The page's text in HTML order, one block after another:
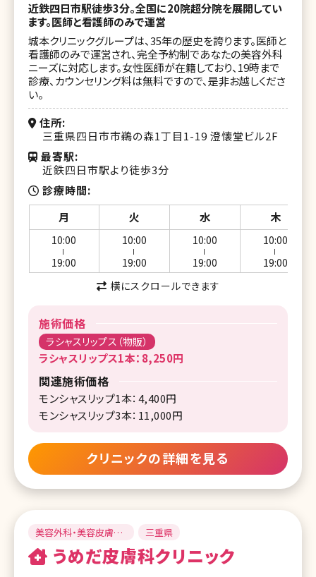
近鉄四日市駅徒歩3分。全国に20院超分院を展開してい
ます。医師と看護師のみで運営
城本クリニックグループは、35年の歴史を誇ります。医師と
看護師のみで運営され、完全予約制であなたの美容外科
ニーズに対応します。女性医師が在籍しており、19時まで
診療、カウンセリング料は無料ですので、是非お越しくださ
い。
住所
三重県四日市市鵜の森1丁目1-19 澄懐堂ビル2F
最寄駅
近鉄四日市駅より徒歩3分
診療時間
月
火 水 木
10:00
19:00
10:00
19:00
10:00
19:00
10:00
19:00
横にスクロールできます
施術価格
ラシャスリップス（物販）
ラシャスリップス1本：8,250円
関連施術価格
モンシャスリップ1本：4,400円
モンシャスリップ3本：11,000円
クリニックの詳細を見る
美容外科・美容皮膚
科・皮膚科
三重県
うめだ皮膚科クリニック